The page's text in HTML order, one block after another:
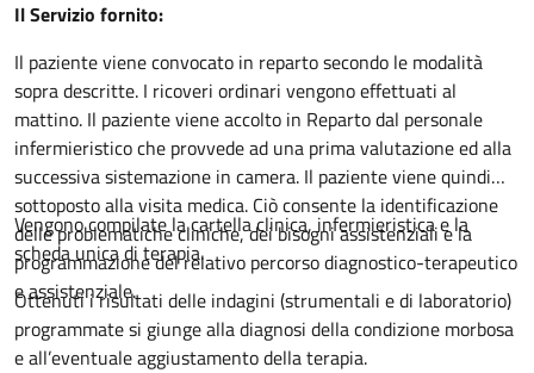
Descrizione
Il Servizio fornito:
Il paziente viene convocato in reparto secondo le modalità
sopra descritte. I ricoveri ordinari vengono effettuati al
mattino. Il paziente viene accolto in Reparto dal personale
infermieristico che provvede ad una prima valutazione ed alla
successiva sistemazione in camera. Il paziente viene quindi
sottoposto alla visita medica. Ciò consente la identificazione
delle problematiche cliniche, dei bisogni assistenziali e la
programmazione del relativo percorso diagnostico-terapeutico
e assistenziale.
Vengono compilate la cartella clinica, infermieristica e la
scheda unica di terapia.
Ottenuti i risultati delle indagini (strumentali e di laboratorio)
programmate si giunge alla diagnosi della condizione morbosa
e all’eventuale aggiustamento della terapia.